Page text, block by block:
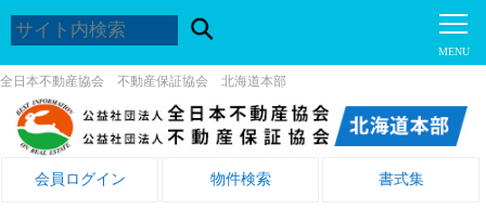
全日本不動産協会 不動産保証協会 北海道本部
会員ログイン 物件検索 書式集